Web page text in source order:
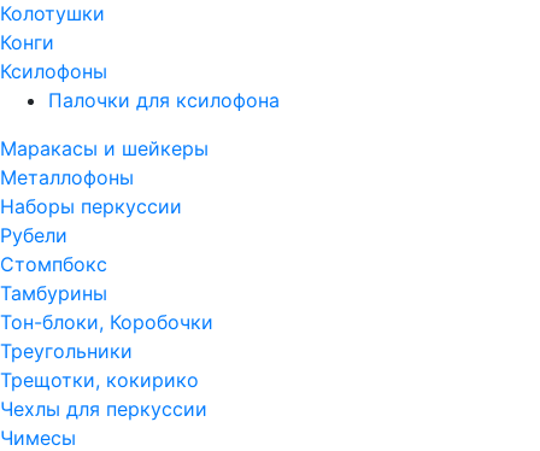
Колотушки
Конги
Ксилофоны
Палочки для ксилофона
Маракасы и шейкеры
Металлофоны
Наборы перкуссии
Рубели
Стомпбокс
Тамбурины
Тон-блоки, Коробочки
Треугольники
Трещотки, кокирико
Чехлы для перкуссии
Чимесы